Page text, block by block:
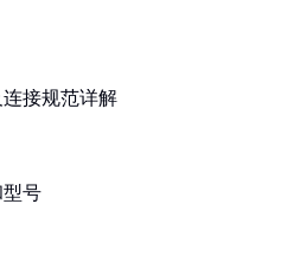
接规范详解
号